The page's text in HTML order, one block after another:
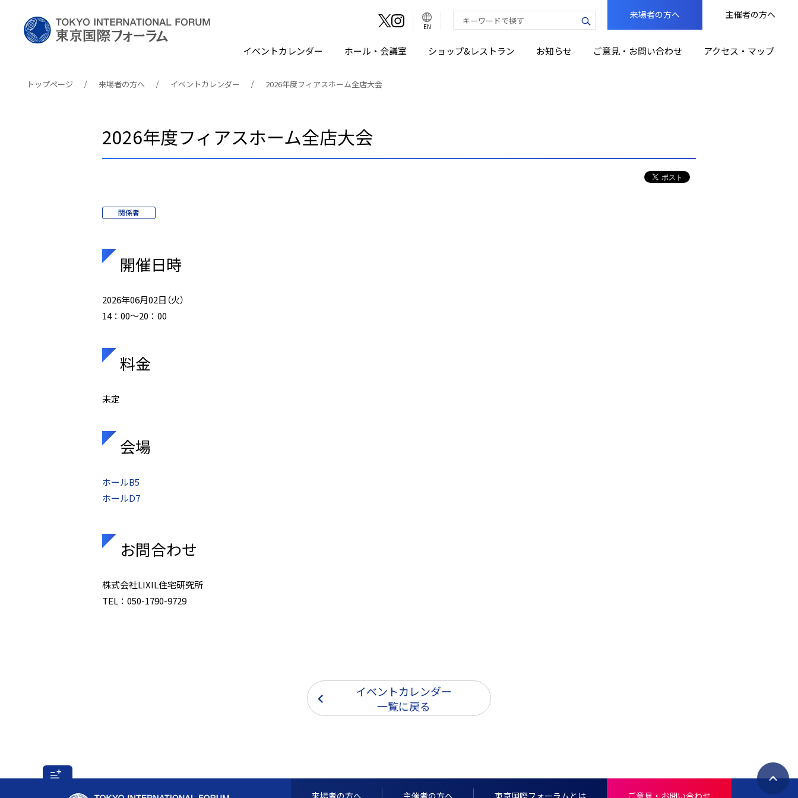
言
語
切
EN 検索キーワード入力
来場者の方へ 主催者の方へ
イベントカレンダー ホール・会議室 ショップ&レストラン お知らせ ご意見・お問い合わせ アクセス・マップ
トップページ 来場者の方へ イベントカレンダー 2026年度フィアスホーム全店大会
2026年度フィアスホーム全店大会
関係者
開催日時
2026年06月02日（火）
14：00～20：00
料金
未定
会場
ホールB5
ホールD7
お問合わせ
株式会社LIXIL住宅研究所
TEL：050-1790-9729
イベントカレンダー
一覧に戻る
ペ
来場者の方へ 主催者の方へ 東京国際フォーラムとは ご意見・お問い合わせ